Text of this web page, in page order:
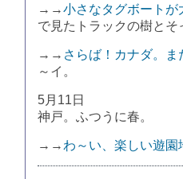
→→小さなタグボートが
で見たトラックの樹と
→→ さらば！カナダ。
～イ。
5月11日
神戸。ふつうに春。
→→ わ～い、楽しい遊